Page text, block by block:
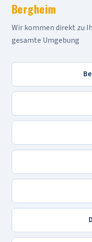
Bergheim
Wir kommen direkt zu
gesamte Umgebung